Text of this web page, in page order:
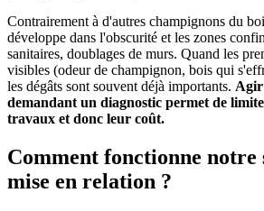
Contrairement à d'autres champignons du
développe dans l'obscurité et les zones
sanitaires, doublages de murs. Quand les
visibles (odeur de champignon, bois qui
les dégâts sont souvent déjà importants. Agir
demandant un diagnostic permet de
travaux et donc leur coût.
Comment fonctionne notre
mise en relation ?